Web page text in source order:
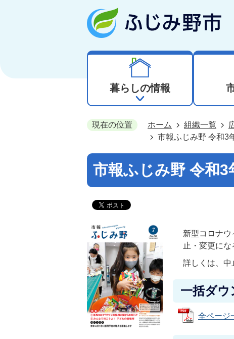
暮らしの情報
現在の位置 ホーム 組織一覧
市報ふじみ野 令和3
市報ふじみ野 令和3
新型コロナ
止・変更にな
詳しくは、 中
一括ダウ
全ページ